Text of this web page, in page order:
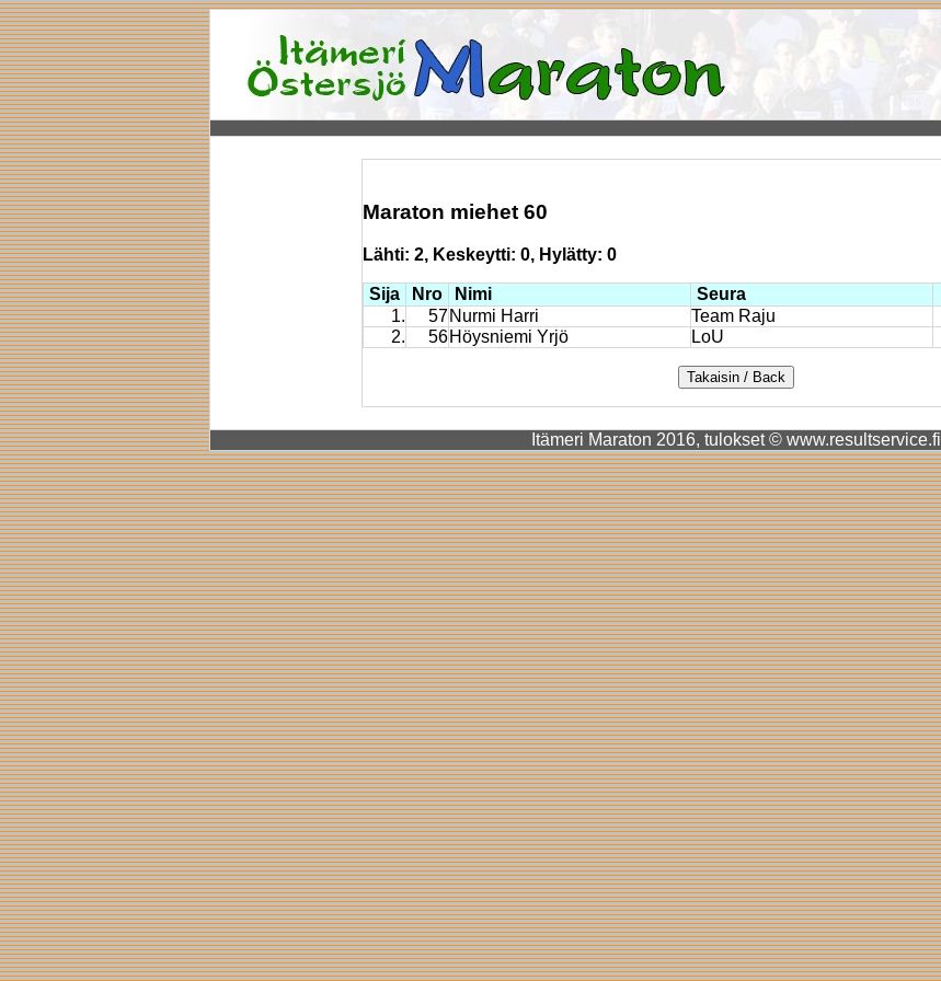
Maraton miehet 60
Lähti: 2, Keskeytti: 0, Hylätty: 0
Sija Nro Nimi Seura
1.
57 Nurmi Harri Team Raju
2.
56 Höysniemi Yrjö LoU
Itämeri Maraton 2016, tulokset © www.resultservice.fi